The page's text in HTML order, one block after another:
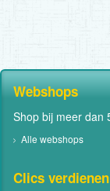
Webshops
Shop bij meer dan
Alle webshops
Clics verdienen